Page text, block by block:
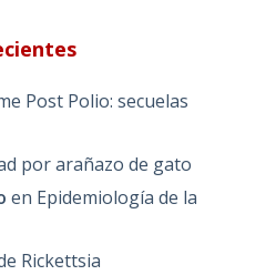
Post Polio: secuelas
por arañazo de gato
en Epidemiología de la
Rickettsia